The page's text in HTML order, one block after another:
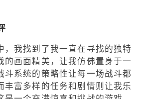
，我找到了我一直在寻找的独特
的画面精美，让我仿佛置身于一
斗系统的策略性让每一场战斗都
丰富多样的任务和剧情则让我乐